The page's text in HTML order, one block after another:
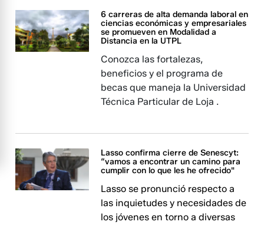
6 carreras de alta demanda laboral en
ciencias económicas y empresariales
se promueven en Modalidad a
Distancia en la UTPL
Conozca las fortalezas,
beneficios y el programa de
becas que maneja la Universidad
Técnica Particular de Loja .
Lasso confirma cierre de Senescyt:
“vamos a encontrar un camino para
cumplir con lo que les he ofrecido"
Lasso se pronunció respecto a
las inquietudes y necesidades de
los jóvenes en torno a diversas